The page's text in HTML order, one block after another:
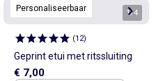
Personaliseerbaar 1/4
(12)
Geprint etui met ritssluiting
€ 7,00